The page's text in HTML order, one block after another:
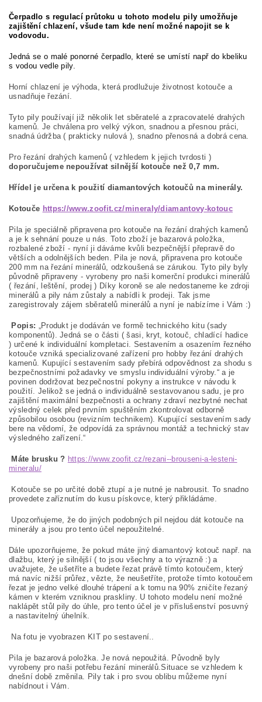
Čerpadlo s regulací průtoku u tohoto modelu pily umožňuje
zajištění chlazení, všude tam kde není možné napojit se k
vodovodu.
Jedná se o malé ponorné čerpadlo, které se umístí např do kbeliku
s vodou vedle pily.
Horní chlazení je výhoda, která prodlužuje životnost kotouče a
usnadňuje řezání.
Tyto pily používají již několik let sběratelé a zpracovatelé drahých
kamenů. Je chválena pro velký výkon, snadnou a přesnou práci,
snadná údržba ( prakticky nulová ), snadno přenosná a dobrá cena.
Pro řezání drahých kamenů ( vzhledem k jejich tvrdosti )
doporučujeme nepoužívat silnější kotouče než 0,7 mm.
Hřídel je určena k použití diamantových kotoučů na minerály.
Kotouče https://www.zoofit.cz/mineraly/diamantovy-kotouc
Pila je speciálně připravena pro kotouče na řezání drahých kamenů
a je k sehnání pouze u nás. Toto zboží je bazarová položka,
rozbalené zboží - nyní ji dáváme kvůli bezpečnější přepravě do
větších a odolnějších beden. Pila je nová, připravena pro kotouče
200 mm na řezání minerálů, odzkoušená se zárukou. Tyto pily byly
původně připraveny - vyrobeny pro naši komerční produkci minerálů
( řezání, leštění, prodej ) Díky koroně se ale nedostaneme ke zdroji
minerálů a pily nám zůstaly a nabídli k prodeji. Tak jsme
zaregistrovaly zájem sběratelů minerálů a nyní je nabízíme i Vám :)
Popis: „Produkt je dodáván ve formě technického kitu (sady
komponentů). Jedná se o části ( šasi, kryt, kotouč, chladící hadice
) určené k individuální kompletaci. Sestavením a osazením řezného
kotouče vzniká specializované zařízení pro hobby řezání drahých
kamenů. Kupující sestavením sady přebírá odpovědnost za shodu s
bezpečnostními požadavky ve smyslu individuální výroby.“ a je
povinen dodržovat bezpečnostní pokyny a instrukce v návodu k
použití. Jelikož se jedná o individuálně sestavovanou sadu, je pro
zajištění maximální bezpečnosti a ochrany zdraví nezbytné nechat
výsledný celek před prvním spuštěním zkontrolovat odborně
způsobilou osobou (revizním technikem). Kupující sestavením sady
bere na vědomí, že odpovídá za správnou montáž a technický stav
výsledného zařízení.“
Máte brusku ? https://www.zoofit.cz/rezani--brouseni-a-lesteni-
mineralu/
Kotouče se po určité době ztupí a je nutné je nabrousit. To snadno
provedete zaříznutím do kusu pískovce, který přikládáme.
Upozorňujeme, že do jiných podobných pil nejdou dát kotouče na
minerály a jsou pro tento účel nepoužitelné.
Dále upozorňujeme, že pokud máte jiný diamantový kotouč např. na
dlažbu, který je silnější ( to jsou všechny a to výrazně :) a
uvažujete, že ušetříte a budete řezat právě tímto kotoučem, který
má navíc nižší průřez, vězte, že neušetříte, protože tímto kotoučem
řezat je jedno velké dlouhé trápení a k tomu na 90% zničíte řezaný
kámen v kterém vzniknou praskliny. U tohoto modelu není možné
naklápět stůl pily do úhle, pro tento účel je v příslušenství posuvný
a nastavitelný úhelník.
Na fotu je vyobrazen KIT po sestavení..
Pila je bazarová položka. Je nová nepoužitá. Původně byly
vyrobeny pro naši potřebu řezání minerálů.Situace se vzhledem k
dnešní době změnila. Pily tak i pro svou oblibu můžeme nyní
nabídnout i Vám.